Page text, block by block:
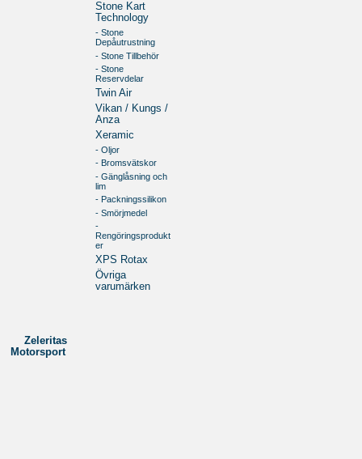
Stone Kart
Technology
- Stone
Depåutrustning
- Stone Tillbehör
- Stone
Reservdelar
Twin Air
Vikan / Kungs /
Anza
Xeramic
- Oljor
- Bromsvätskor
- Gänglåsning och
lim
- Packningssilikon
- Smörjmedel
-
Rengöringsprodukt
er
XPS Rotax
Övriga
varumärken
Zeleritas
Motorsport